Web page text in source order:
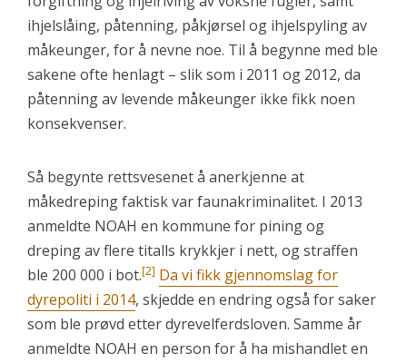
ihjelslåing, påtenning, påkjørsel og ihjelspyling av
måkeunger, for å nevne noe. Til å begynne med ble
sakene ofte henlagt – slik som i 2011 og 2012, da
påtenning av levende måkeunger ikke fikk noen
konsekvenser.
Så begynte rettsvesenet å anerkjenne at
måkedreping faktisk var faunakriminalitet. I 2013
anmeldte NOAH en kommune for pining og
dreping av flere titalls krykkjer i nett, og straffen
ble 200 000 i bot.[2] Da vi fikk gjennomslag for
dyrepoliti i 2014, skjedde en endring også for saker
som ble prøvd etter dyrevelferdsloven. Samme år
anmeldte NOAH en person for å ha mishandlet en